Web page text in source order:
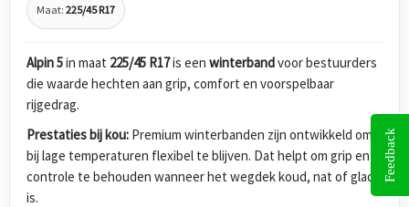
Maat: 225/45 R17
Alpin 5in maat 225/45 R17is een winterbandvoor bestuurders
die waarde hechten aan grip, comfort en voorspelbaar
rijgedrag.
Prestaties bij kou: Premium winterbanden zijn ontwikkeld om
bij lage temperaturen flexibel te blijven. Dat helpt om grip en
controle te behouden wanneer het wegdek koud, nat of glad
is.
Feedback